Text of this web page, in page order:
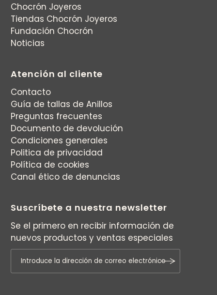
Chocrón Joyeros
Tiendas Chocrón Joyeros
Fundación Chocrón
Noticias
Atención al cliente
Contacto
Guía de tallas de Anillos
Preguntas frecuentes
Documento de devolución
Condiciones generales
Politica de privacidad
Política de cookies
Canal ético de denuncias
Suscríbete a nuestra newsletter
Se el primero en recibir información de
nuevos productos y ventas especiales